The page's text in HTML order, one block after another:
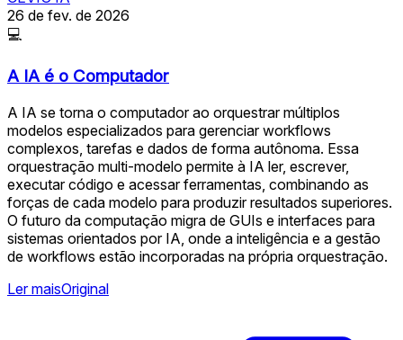
26 de fev. de 2026
💻
A IA é o Computador
A IA se torna o computador ao orquestrar múltiplos
modelos especializados para gerenciar workflows
complexos, tarefas e dados de forma autônoma. Essa
orquestração multi-modelo permite à IA ler, escrever,
executar código e acessar ferramentas, combinando as
forças de cada modelo para produzir resultados superiores.
O futuro da computação migra de GUIs e interfaces para
sistemas orientados por IA, onde a inteligência e a gestão
de workflows estão incorporadas na própria orquestração.
Ler maisOriginal